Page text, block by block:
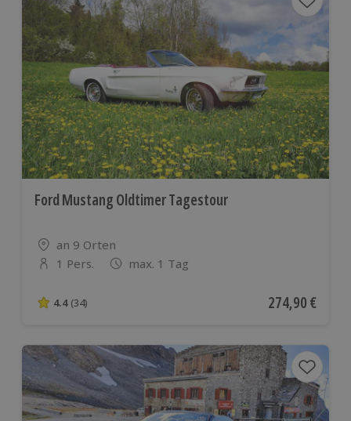
Ford Mustang Oldtimer Tagestour
Standort
an 9 Orten
Anzahl der Teilnehmer
1 Pers. max. 1 Tag
4.4 von 5 Sternen basierend auf 34 Bewertungen
4.4 (34) Aktueller Preis
274,90 €